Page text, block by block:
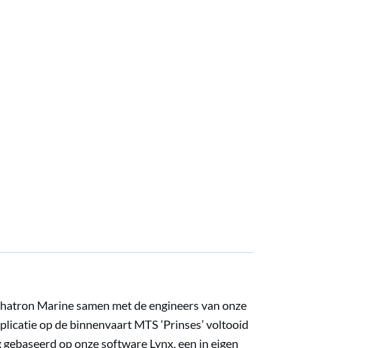
Marine samen met de engineers van onze
op de binnenvaart MTS ‘Prinses’ voltooid
op onze software Lynx, een in eigen